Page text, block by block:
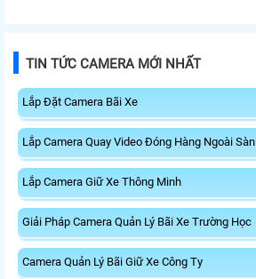
TIN TỨC CAMERA MỚI NHẤT
Lắp Đặt Camera Bãi Xe
Lắp Camera Quay Video Đóng Hàng Ngoài Sàn
Lắp Camera Giữ Xe Thông Minh
Giải Pháp Camera Quản Lý Bãi Xe Trường Học
Camera Quản Lý Bãi Giữ Xe Công Ty